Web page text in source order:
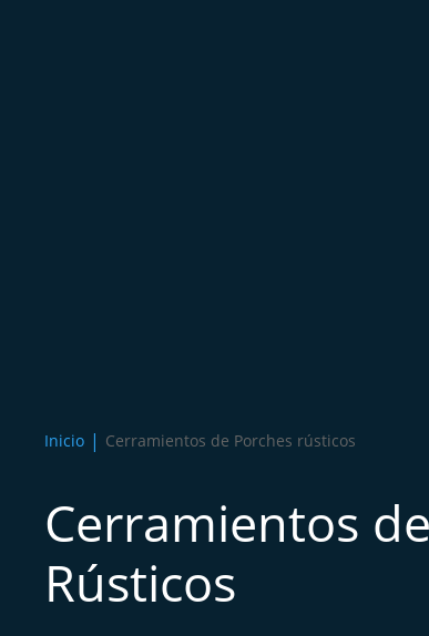
Inicio Cerramientos de Porches rústicos
Cerramientos
Rústicos